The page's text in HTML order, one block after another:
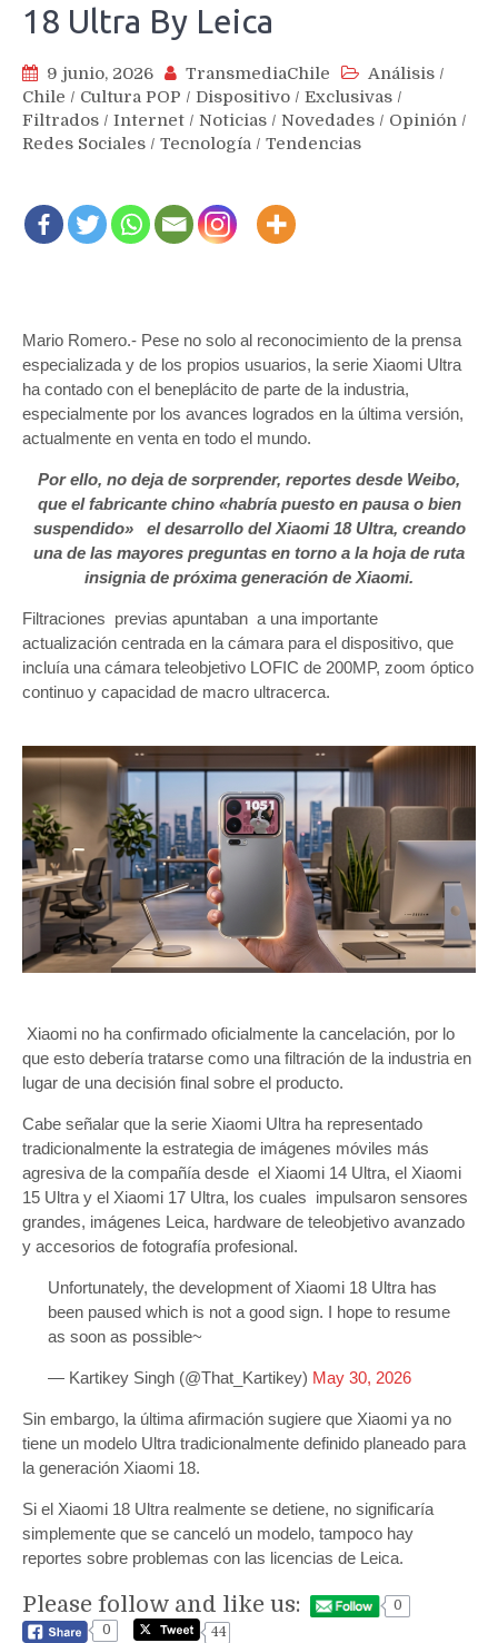
18 Ultra By Leica
9 junio, 2026 TransmediaChile Análisis /
Chile / Cultura POP / Dispositivo / Exclusivas /
Filtrados / Internet / Noticias / Novedades / Opinión /
Redes Sociales / Tecnología / Tendencias
Mario Romero.- Pese no solo al reconocimiento de la prensa
especializada y de los propios usuarios, la serie Xiaomi Ultra
ha contado con el beneplácito de parte de la industria,
especialmente por los avances logrados en la última versión,
actualmente en venta en todo el mundo.
Por ello, no deja de sorprender, reportes desde Weibo,
que el fabricante chino «habría puesto en pausa o bien
suspendido» el desarrollo del Xiaomi 18 Ultra, creando
una de las mayores preguntas en torno a la hoja de ruta
insignia de próxima generación de Xiaomi.
Filtraciones previas apuntaban a una importante
actualización centrada en la cámara para el dispositivo, que
incluía una cámara teleobjetivo LOFIC de 200MP, zoom óptico
continuo y capacidad de macro ultracerca.
Xiaomi no ha confirmado oficialmente la cancelación, por lo
que esto debería tratarse como una filtración de la industria en
lugar de una decisión final sobre el producto.
Cabe señalar que la serie Xiaomi Ultra ha representado
tradicionalmente la estrategia de imágenes móviles más
agresiva de la compañía desde el Xiaomi 14 Ultra, el Xiaomi
15 Ultra y el Xiaomi 17 Ultra, los cuales impulsaron sensores
grandes, imágenes Leica, hardware de teleobjetivo avanzado
y accesorios de fotografía profesional.
Unfortunately, the development of Xiaomi 18 Ultra has
been paused which is not a good sign. I hope to resume
as soon as possible~
— Kartikey Singh (@That_Kartikey) May 30, 2026
Sin embargo, la última afirmación sugiere que Xiaomi ya no
tiene un modelo Ultra tradicionalmente definido planeado para
la generación Xiaomi 18.
Si el Xiaomi 18 Ultra realmente se detiene, no significaría
simplemente que se canceló un modelo, tampoco hay
reportes sobre problemas con las licencias de Leica.
Please follow and like us:
0
0
44